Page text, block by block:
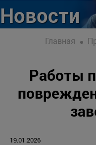
Новости
Главная
Работы
19.01.2026